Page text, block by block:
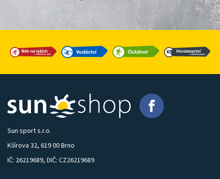
Sun sport s.r.o.
Kšírova 32, 619 00 Brno
IČ: 26219689, DIČ: CZ26219689